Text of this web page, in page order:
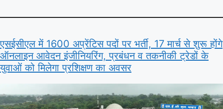
एसईसीएल में 1600 अप्रेंटिस पदों पर भर्ती, 17 मार्च से शुरू होंगे
ऑनलाइन आवेदन इंजीनियरिंग, प्रबंधन व तकनीकी ट्रेडों के
युवाओं को मिलेगा प्रशिक्षण का अवसर